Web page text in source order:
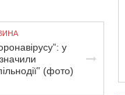
у
(фото)